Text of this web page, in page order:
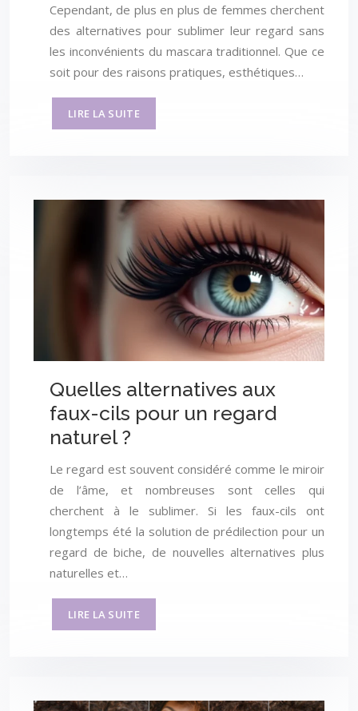
Cependant, de plus en plus de femmes cherchent
des alternatives pour sublimer leur regard sans
les inconvénients du mascara traditionnel. Que ce
soit pour des raisons pratiques, esthétiques…
LIRE LA SUITE
Quelles alternatives aux
faux-cils pour un regard
naturel ?
Le regard est souvent considéré comme le miroir
de l’âme, et nombreuses sont celles qui
cherchent à le sublimer. Si les faux-cils ont
longtemps été la solution de prédilection pour un
regard de biche, de nouvelles alternatives plus
naturelles et…
LIRE LA SUITE